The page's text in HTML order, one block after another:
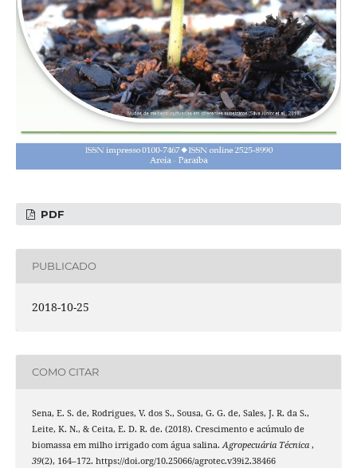
PDF
PUBLICADO
2018-10-25
COMO CITAR
Sena, E. S. de, Rodrigues, V. dos S., Sousa, G. G. de, Sales, J. R. da S.,
Leite, K. N., & Ceita, E. D. R. de. (2018). Crescimento e acúmulo de
biomassa em milho irrigado com água salina.Agropecuária Técnica ,
39(2), 164–172. https://doi.org/10.25066/agrotec.v39i2.38466